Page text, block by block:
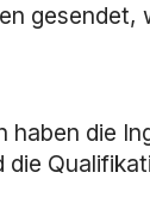
gesendet,
die